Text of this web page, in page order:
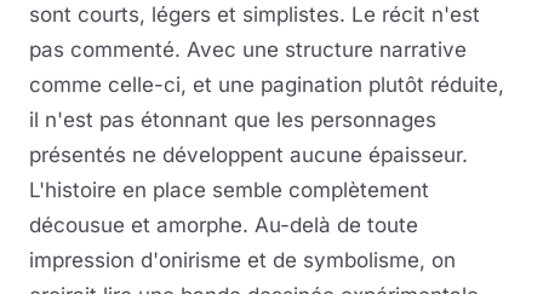
sont courts, légers et simplistes. Le récit n'est
pas commenté. Avec une structure narrative
comme celle-ci, et une pagination plutôt réduite,
il n'est pas étonnant que les personnages
présentés ne développent aucune épaisseur.
L'histoire en place semble complètement
décousue et amorphe. Au-delà de toute
impression d'onirisme et de symbolisme, on